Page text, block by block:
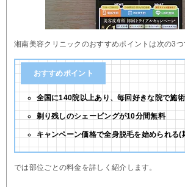
湘南美容クリニックのおすすめポイントは次の3つ
おすすめポイント
全国に140院以上あり、毎回好きな院で施
剃り残しのシェービングが10分間無料
キャンペーン価格で全身脱毛を始められる(
では部位ごとの料金を詳しく紹介します。